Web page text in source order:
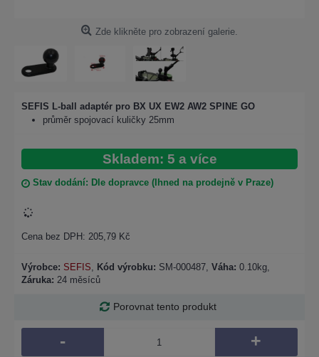
Zde klikněte pro zobrazení galerie.
SEFIS L-ball adaptér pro BX UX EW2 AW2 SPINE GO
průměr spojovací kuličky 25mm
Skladem: 5 a více
Stav dodání: Dle dopravce (Ihned na prodejně v Praze)
Cena bez DPH: 205,79 Kč
Výrobce: SEFIS, Kód výrobku: SM-000487, Váha: 0.10kg,
Záruka: 24 měsíců
Porovnat tento produkt
- +